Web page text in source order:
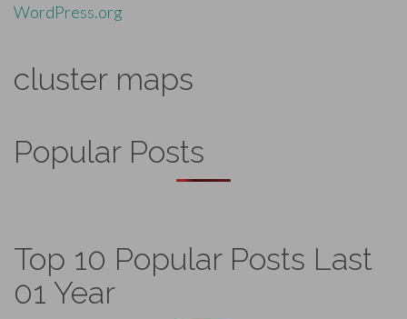
WordPress.org
cluster maps
Popular Posts
Top 10 Popular Posts Last
01 Year